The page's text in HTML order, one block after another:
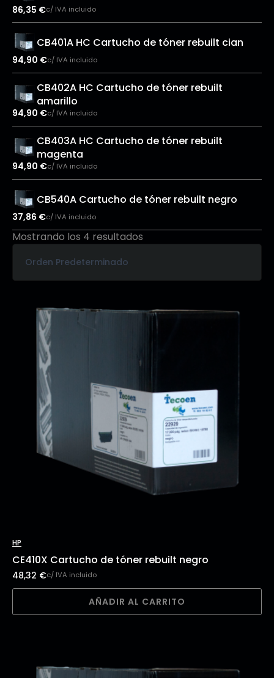
86,35 €c/ IVA incluido
CB401A HC Cartucho de tóner rebuilt cian
94,90 €c/ IVA incluido
CB402A HC Cartucho de tóner rebuilt
amarillo
94,90 €c/ IVA incluido
CB403A HC Cartucho de tóner rebuilt
magenta
94,90 €c/ IVA incluido
CB540A Cartucho de tóner rebuilt negro
37,86 €c/ IVA incluido
Mostrando los 4 resultados
HP
CE410X Cartucho de tóner rebuilt negro
48,32 €c/ IVA incluido
AÑADIR AL CARRITO